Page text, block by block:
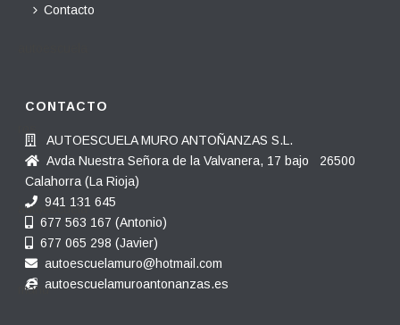
Contacto
CONTACTO
AUTOESCUELA MURO ANTOÑANZAS S.L.
Avda Nuestra Señora de la Valvanera, 17 bajo 26500
Calahorra (La Rioja)
941 131 645
677 563 167 (Antonio)
677 065 298 (Javier)
autoescuelamuro@hotmail.com
autoescuelamuroantonanzas.es